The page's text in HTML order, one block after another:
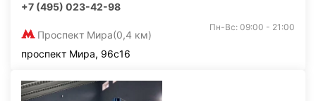
+7 (495) 023-42-98
Проспект Мира(0,4 км)
Пн-Вс: 09:00 - 21:00
проспект Мира, 96с16